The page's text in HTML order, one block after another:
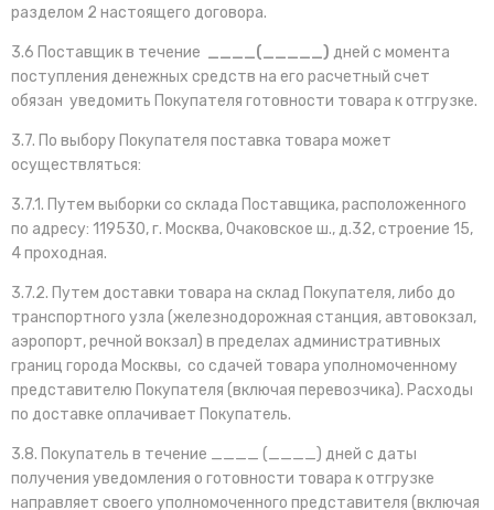
разделом 2 настоящего договора.
3.6 Поставщик в течение ____(_____) дней с момента
поступления денежных средств на его расчетный счет
обязан уведомить Покупателя готовности товара к отгрузке.
3.7. По выбору Покупателя поставка товара может
осуществляться:
3.7.1. Путем выборки со склада Поставщика, расположенного
по адресу: 119530, г. Москва, Очаковское ш., д.32, строение 15,
4 проходная.
3.7.2. Путем доставки товара на склад Покупателя, либо до
транспортного узла (железнодорожная станция, автовокзал,
аэропорт, речной вокзал) в пределах административных
границ города Москвы, со сдачей товара уполномоченному
представителю Покупателя (включая перевозчика). Расходы
по доставке оплачивает Покупатель.
3.8. Покупатель в течение ____ (____) дней с даты
получения уведомления о готовности товара к отгрузке
направляет своего уполномоченного представителя (включая